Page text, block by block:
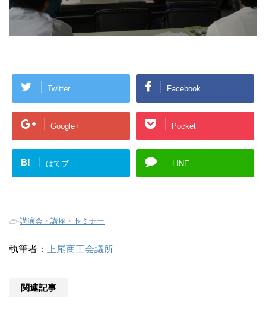
Twitter Facebook
Google+ Pocket
B! はてブ LINE
-講演会・講座・セミナー
執筆者： 上尾商工会議所
関連記事